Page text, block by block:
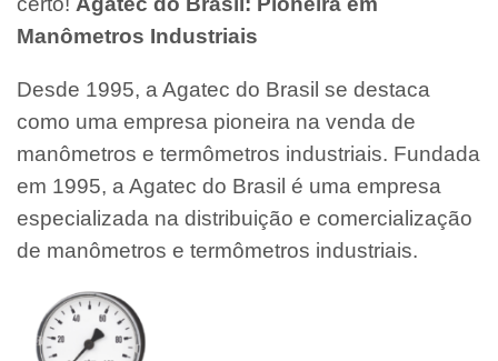
Manômetros Industriais
Desde 1995, a Agatec do Brasil se destaca
como uma empresa pioneira na venda de
manômetros e termômetros industriais. Fundada
em 1995, a Agatec do Brasil é uma empresa
especializada na distribuição e comercialização
de manômetros e termômetros industriais.